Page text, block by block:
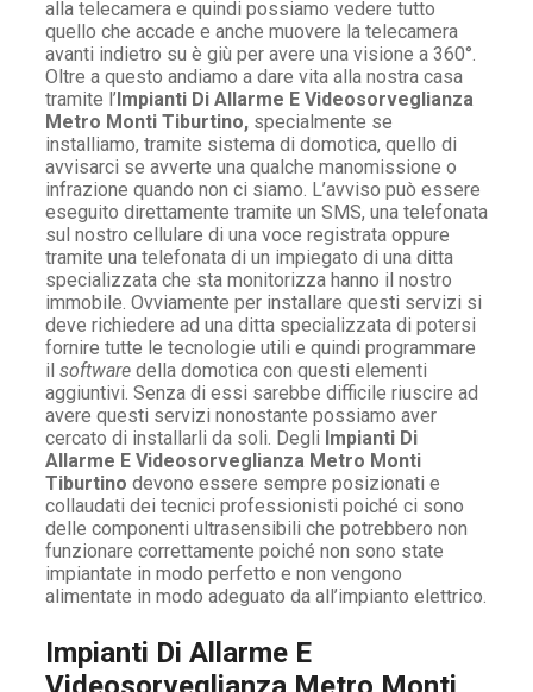
alla telecamera e quindi possiamo vedere tutto
quello che accade e anche muovere la telecamera
avanti indietro su è giù per avere una visione a 360°.
Oltre a questo andiamo a dare vita alla nostra casa
tramite l’Impianti Di Allarme E Videosorveglianza
Metro Monti Tiburtino, specialmente se
installiamo, tramite sistema di domotica, quello di
avvisarci se avverte una qualche manomissione o
infrazione quando non ci siamo. L’avviso può essere
eseguito direttamente tramite un SMS, una telefonata
sul nostro cellulare di una voce registrata oppure
tramite una telefonata di un impiegato di una ditta
specializzata che sta monitorizza hanno il nostro
immobile. Ovviamente per installare questi servizi si
deve richiedere ad una ditta specializzata di potersi
fornire tutte le tecnologie utili e quindi programmare
il software della domotica con questi elementi
aggiuntivi. Senza di essi sarebbe difficile riuscire ad
avere questi servizi nonostante possiamo aver
cercato di installarli da soli. Degli Impianti Di
Allarme E Videosorveglianza Metro Monti
Tiburtino devono essere sempre posizionati e
collaudati dei tecnici professionisti poiché ci sono
delle componenti ultrasensibili che potrebbero non
funzionare correttamente poiché non sono state
impiantate in modo perfetto e non vengono
alimentate in modo adeguato da all’impianto elettrico.
Impianti Di Allarme E